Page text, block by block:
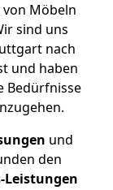
Möbeln
sind uns
nach
und haben
Bedürfnisse
und
den
Leistungen